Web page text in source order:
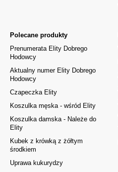
Polecane produkty
Prenumerata Elity Dobrego
Hodowcy
Aktualny numer Elity Dobrego
Hodowcy
Czapeczka Elity
Koszulka męska - wśród Elity
Koszulka damska - Należe do
Elity
Kubek z krówką z żółtym
środkiem
Uprawa kukurydzy